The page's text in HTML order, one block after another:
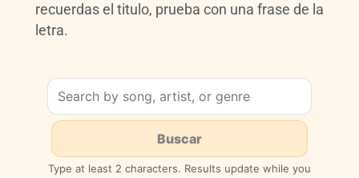
recuerdas el titulo, prueba con una frase de la
letra.
Type at least 2 characters. Results update while you